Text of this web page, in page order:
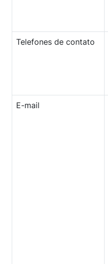
Telefones de contato
E-mail